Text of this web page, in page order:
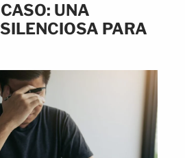
UNA
PARA